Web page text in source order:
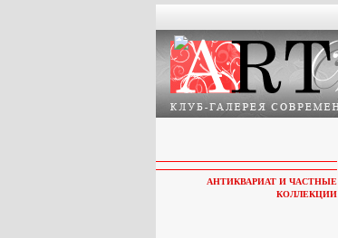
АНТИКВАРИАТ И ЧАСТНЫЕ
КОЛЛЕКЦИИ